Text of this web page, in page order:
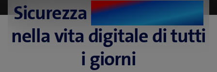
Sicurezzasenza pensieri
nella vita digitale di tutti
i giorni